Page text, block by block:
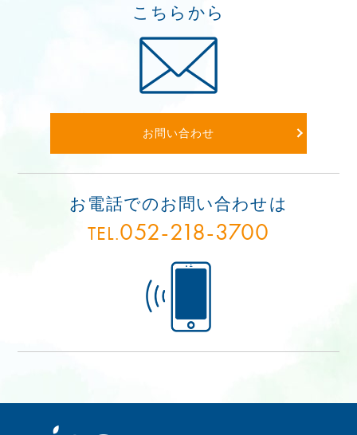
こちらから
お問い合わせ
お電話でのお問い合わせは
TEL.052-218-3700